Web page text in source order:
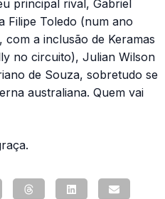
principal rival, Gabriel
Filipe Toledo (num ano
com a inclusão de Keramas
no circuito), Julian Wilson
de Souza, sobretudo se
australiana. Quem vai